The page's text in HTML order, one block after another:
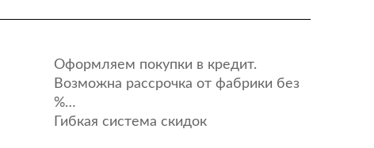
Оформляем покупки в кредит.
Возможна рассрочка от фабрики без
%…
Гибкая система скидок